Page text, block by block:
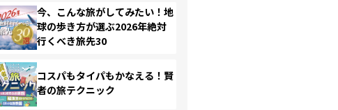
今、こんな旅がしてみたい！地
球の歩き方が選ぶ2026年絶対
行くべき旅先30
コスパもタイパもかなえる！賢
者の旅テクニック